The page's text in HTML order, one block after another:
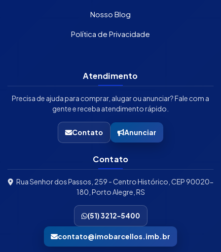
Nosso Blog
Política de Privacidade
Atendimento
Precisa de ajuda para comprar, alugar ou anunciar? Fale com a
gente e receba atendimento rápido.
Contato Anunciar
Contato
Rua Senhor dos Passos, 259 - Centro Histórico, CEP 90020-
180, Porto Alegre, RS
(51) 3212-5400
contato@imobarcellos.imb.br